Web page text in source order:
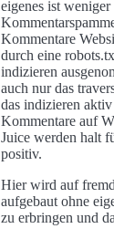
eigenes ist
Kommentare
durch eine
indizieren
auch nur das
das indizieren aktiv
Kommentare auf
Juice werden halt
positiv.
Hier wird auf
aufgebaut ohne
zu erbringen und